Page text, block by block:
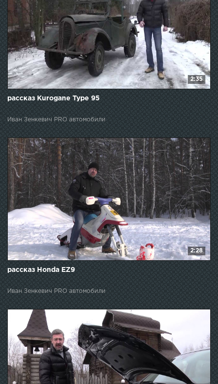
2:35
рассказ Kurogane Type 95
Иван Зенкевич PRO автомобили
2:28
рассказ Honda EZ9
Иван Зенкевич PRO автомобили